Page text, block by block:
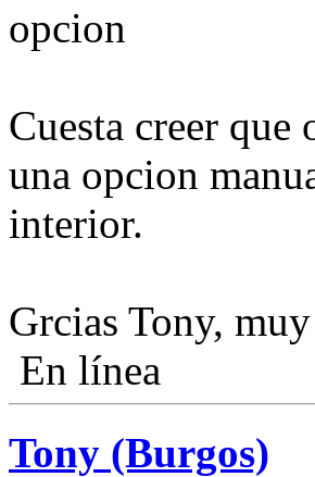
opcion
Cuesta creer
una opcion
interior.
Grcias Tony,
En línea
Tony (Burgos)